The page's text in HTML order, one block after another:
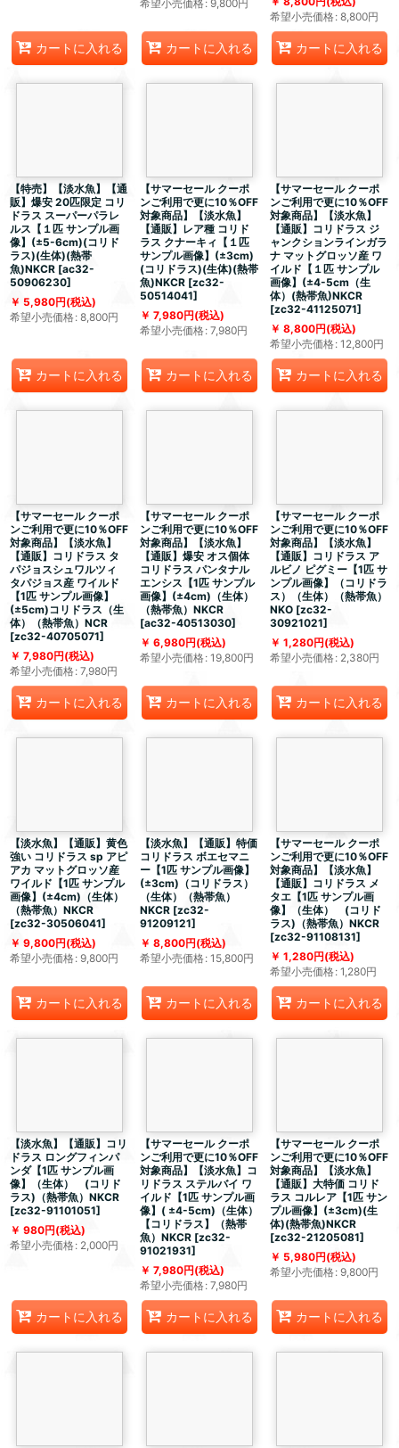
カートに入れる
希望小売価格: 9,800円
カートに入れる
希望小売価格: 8,800円
カートに入れる
【特売】【淡水魚】【通
販】爆安 20匹限定 コリ
ドラス スーパーパラレ
ルス【１匹 サンプル画
像】(±5-6cm)(コリド
ラス)(生体)(熱帯
魚)NKCR [ac32-
50906230]
5,980円(税込)
希望小売価格: 8,800円
カートに入れる
【サマーセール クーポ
ンご利用で更に10％OFF
対象商品】【淡水魚】
【通販】レア種 コリド
ラス クナーキィ【１匹
サンプル画像】(±3cm)
(コリドラス)(生体)(熱帯
魚)NKCR [zc32-
50514041]
7,980円(税込)
希望小売価格: 7,980円
カートに入れる
【サマーセール クーポ
ンご利用で更に10％OFF
対象商品】【淡水魚】
【通販】コリドラス ジ
ャンクションラインガラ
ナ マットグロッソ産 ワ
イルド【１匹 サンプル
画像】(±4-5cm（生
体）(熱帯魚)NKCR
[zc32-41125071]
8,800円(税込)
希望小売価格: 12,800円
カートに入れる
【サマーセール クーポ
ンご利用で更に10％OFF
対象商品】【淡水魚】
【通販】コリドラス タ
パジョスシュワルツィ
タパジョス産 ワイルド
【1匹 サンプル画像】
(±5cm)コリドラス（生
体）（熱帯魚）NCR
[zc32-40705071]
7,980円(税込)
希望小売価格: 7,980円
カートに入れる
【サマーセール クーポ
ンご利用で更に10％OFF
対象商品】【淡水魚】
【通販】爆安 オス個体
コリドラス パンタナル
エンシス【1匹 サンプル
画像】(±4cm)（生体）
（熱帯魚）NKCR
[ac32-40513030]
6,980円(税込)
希望小売価格: 19,800円
カートに入れる
【サマーセール クーポ
ンご利用で更に10％OFF
対象商品】【淡水魚】
【通販】コリドラス ア
ルビノ ピグミー【1匹 サ
ンプル画像】（コリドラ
ス）（生体）（熱帯魚）
NKO [zc32-
30921021]
1,280円(税込)
希望小売価格: 2,380円
カートに入れる
【淡水魚】【通販】黄色
強い コリドラス sp アピ
アカ マットグロッソ産
ワイルド【1匹 サンプル
画像】(±4cm)（生体）
（熱帯魚）NKCR
[zc32-30506041]
9,800円(税込)
希望小売価格: 9,800円
カートに入れる
【淡水魚】【通販】特価
コリドラス ボエセマニ
ー【1匹 サンプル画像】
(±3cm)（コリドラス）
（生体）（熱帯魚）
NKCR [zc32-
91209121]
8,800円(税込)
希望小売価格: 15,800円
カートに入れる
【サマーセール クーポ
ンご利用で更に10％OFF
対象商品】【淡水魚】
【通販】コリドラス メ
タエ【1匹 サンプル画
像】（生体） (コリド
ラス)（熱帯魚）NKCR
[zc32-91108131]
1,280円(税込)
希望小売価格: 1,280円
カートに入れる
【淡水魚】【通販】コリ
ドラス ロングフィンパ
ンダ【1匹 サンプル画
像】（生体） (コリド
ラス)（熱帯魚）NKCR
[zc32-91101051]
980円(税込)
希望小売価格: 2,000円
カートに入れる
【サマーセール クーポ
ンご利用で更に10％OFF
対象商品】【淡水魚】コ
リドラス ステルバイ ワ
イルド【1匹 サンプル画
像】( ±4-5cm)（生体）
【コリドラス】（熱帯
魚）NKCR [zc32-
91021931]
7,980円(税込)
希望小売価格: 7,980円
カートに入れる
【サマーセール クーポ
ンご利用で更に10％OFF
対象商品】【淡水魚】
【通販】大特価 コリド
ラス コルレア【1匹 サン
プル画像】(±3cm)(生
体)(熱帯魚)NKCR
[zc32-21205081]
5,980円(税込)
希望小売価格: 9,800円
カートに入れる